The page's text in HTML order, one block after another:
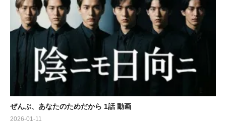
ぜんぶ、あなたのためだから 1話 動画
2026-01-11